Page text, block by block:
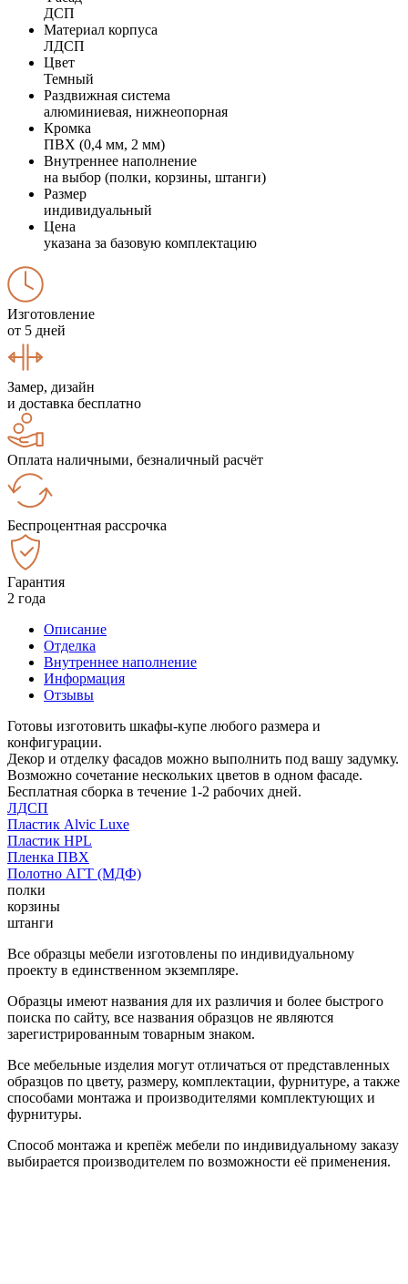
ДСП
Материал корпуса
ЛДСП
Цвет
Темный
Раздвижная система
алюминиевая, нижнеопорная
Кромка
ПВХ (0,4 мм, 2 мм)
Внутреннее наполнение
на выбор (полки, корзины, штанги)
Размер
индивидуальный
Цена
указана за базовую комплектацию
Изготовление
от 5 дней
Замер, дизайн
и доставка бесплатно
Оплата наличными, безналичный расчёт
Беспроцентная рассрочка
Гарантия
2 года
Описание
Отделка
Внутреннее наполнение
Информация
Отзывы
Готовы изготовить шкафы-купе любого размера и
конфигурации.
Декор и отделку фасадов можно выполнить под вашу задумку.
Возможно сочетание нескольких цветов в одном фасаде.
Бесплатная сборка в течение 1-2 рабочих дней.
ЛДСП
Пластик Alvic Luxe
Пластик HPL
Пленка ПВХ
Полотно АГТ (МДФ)
полки
корзины
штанги
Все образцы мебели изготовлены по индивидуальному
проекту в единственном экземпляре.
Образцы имеют названия для их различия и более быстрого
поиска по сайту, все названия образцов не являются
зарегистрированным товарным знаком.
Все мебельные изделия могут отличаться от представленных
образцов по цвету, размеру, комплектации, фурнитуре, а также
способами монтажа и производителями комплектующих и
фурнитуры.
Способ монтажа и крепёж мебели по индивидуальному заказу
выбирается производителем по возможности её применения.